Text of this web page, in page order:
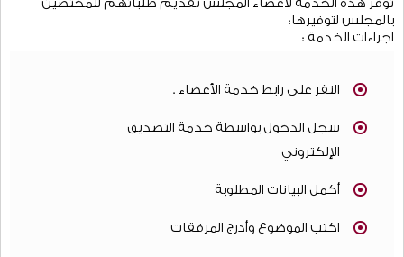
توفر هذه الخدمة لأعضاء المجلس تقديم طلباتهم للمختصين
بالمجلس لتوفيرها:
اجراءات الخدمة :
النقر على رابط خدمة الأعضاء .
سجل الدخول بواسطة خدمة التصديق
الإلكتروني
أكمل البيانات المطلوبة
اكتب الموضوع وأدرج المرفقات